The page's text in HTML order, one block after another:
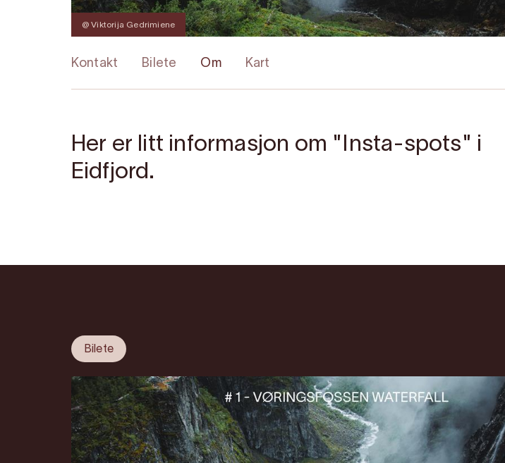
@ Viktorija Gedrimiene
Kontakt Bilete Om Kart
Her er litt informasjon om "Insta-spots" i
Eidfjord.
Bilete